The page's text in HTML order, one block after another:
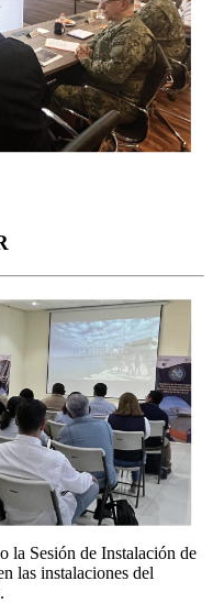
la Sesión de Instalación de
las instalaciones del